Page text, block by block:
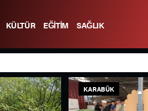
KÜLTÜR EĞİTİM SAĞLIK
KARABÜK